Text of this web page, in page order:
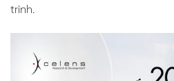
trình.